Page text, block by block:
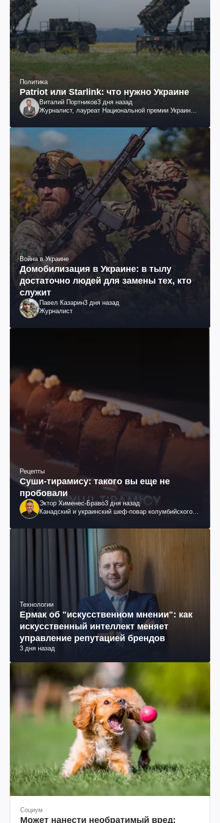
Политика
Patriot или Starlink: что нужно Украине
Виталий Портников3 дня назад
Журналист, лауреат Национальной премии Украины
Война в Украине
Домобилизация в Украине: в тылу
достаточно людей для замены тех, кто
служит
Павел Казарин3 дня назад
Журналист
Рецепты
Суши-тирамису: такого вы еще не
пробовали
Эктор Хименес-Браво3 дня назад
Канадский и украинский шеф-повар колумбийского
Технологии
Ермак об "искусственном мнении": как
искусственный интеллект меняет
управление репутацией брендов
3 дня назад
Социум
Может нанести необратимый вред: